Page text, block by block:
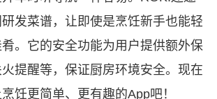
发菜谱，让即使是烹饪新手也能轻
。它的安全功能为用户提供额外保
提醒等，保证厨房环境安全。现在
饪更简单、更有趣的App吧！